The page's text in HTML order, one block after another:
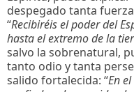
despegado tanta
“Recibiréis el poder del
hasta el extremo de la
salvo la sobrenatural,
tanto odio y tanta
salido fortalecida: “En